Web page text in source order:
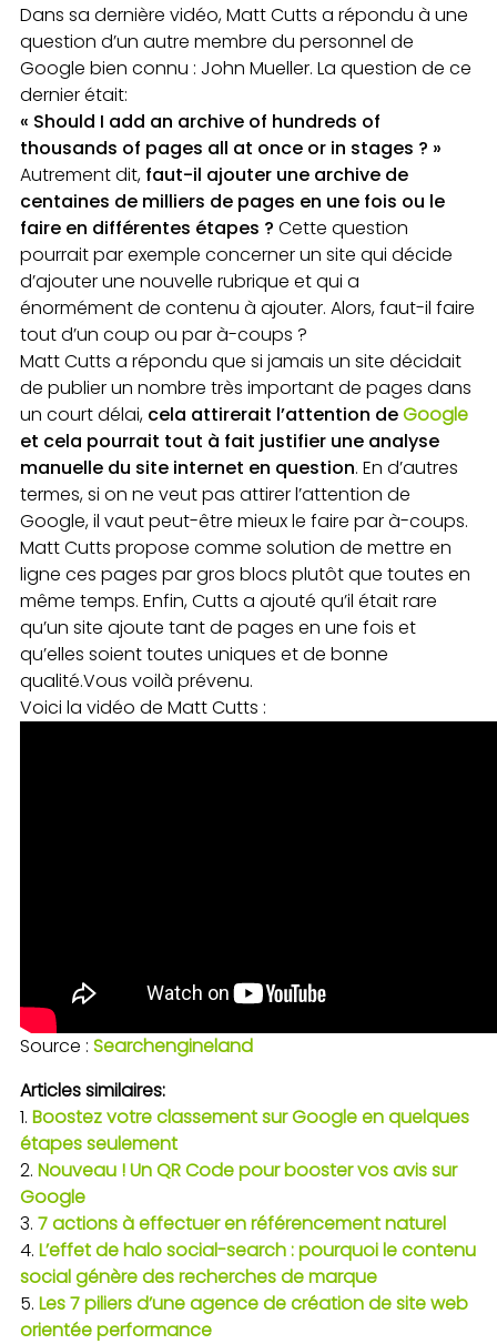
Dans sa dernière vidéo, Matt Cutts a répondu à une
question d’un autre membre du personnel de
Google bien connu : John Mueller. La question de ce
dernier était:
« Should I add an archive of hundreds of
thousands of pages all at once or in stages ? »
Autrement dit, faut-il ajouter une archive de
centaines de milliers de pages en une fois ou le
faire en différentes étapes ? Cette question
pourrait par exemple concerner un site qui décide
d’ajouter une nouvelle rubrique et qui a
énormément de contenu à ajouter. Alors, faut-il faire
tout d’un coup ou par à-coups ?
Matt Cutts a répondu que si jamais un site décidait
de publier un nombre très important de pages dans
un court délai, cela attirerait l’attention deGoogle
et cela pourrait tout à fait justifier une analyse
manuelle du site internet en question. En d’autres
termes, si on ne veut pas attirer l’attention de
Google, il vaut peut-être mieux le faire par à-coups.
Matt Cutts propose comme solution de mettre en
ligne ces pages par gros blocs plutôt que toutes en
même temps. Enfin, Cutts a ajouté qu’il était rare
qu’un site ajoute tant de pages en une fois et
qu’elles soient toutes uniques et de bonne
qualité.Vous voilà prévenu.
Voici la vidéo de Matt Cutts :
Source : Searchengineland
Articles similaires:
Boostez votre classement sur Google en quelques
étapes seulement
Nouveau ! Un QR Code pour booster vos avis sur
Google
7 actions à effectuer en référencement naturel
L’effet de halo social-search : pourquoi le contenu
social génère des recherches de marque
Les 7 piliers d’une agence de création de site web
orientée performance